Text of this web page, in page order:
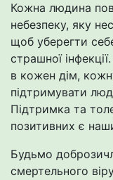
Кожна людина
небезпеку, яку
щоб уберегти
страшної
в кожен дім,
підтримувати
Підтримка та
позитивних є
Будьмо
смертельного